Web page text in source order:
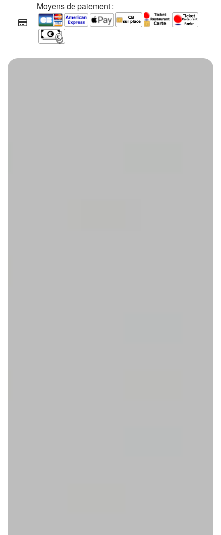
Moyens de paiement :